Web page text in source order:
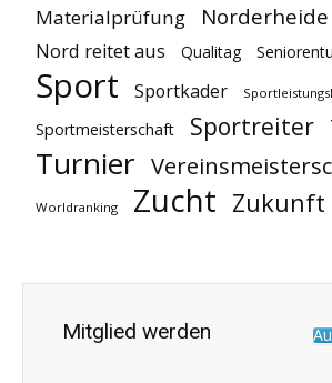
Materialprüfung Norderheide
Nord reitet aus Qualitag
Sport Sportkader
Sportmeisterschaft Sportreiter
Turnier
Worldranking Zucht Zukunft
Mitglied werden